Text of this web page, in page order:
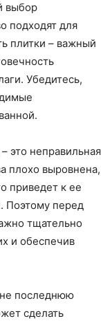
выбор
подходят для
плитки – важный
Убедитесь,
это неправильная
плохо выровнена,
приведет к ее
Поэтому перед
тщательно
и обеспечив
не последнюю
сделать